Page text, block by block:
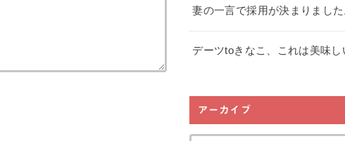
妻の一言で採用が決まりました
デーツtoきなこ、これは美味し
アーカイブ